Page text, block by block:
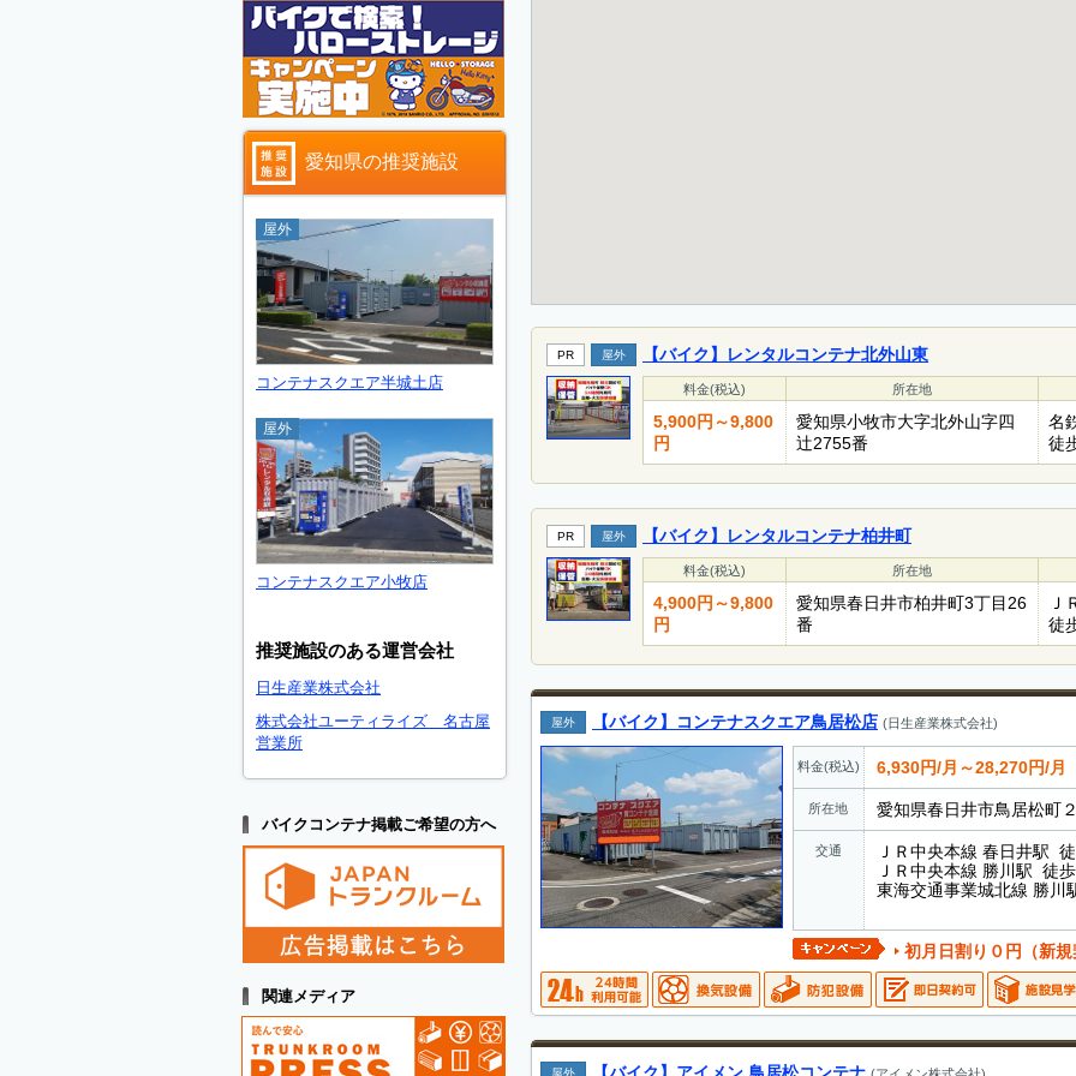
PR 屋外 【バイク】レンタルコンテナ北外山東
料金(税込) 所在地
5,900円～9,800
円
愛知県小牧市大字北外山字四
辻2755番
名
徒
PR 屋外 【バイク】レンタルコンテナ柏井町
料金(税込) 所在地
4,900円～9,800
円
愛知県春日井市柏井町3丁目26
番
徒
屋外 【バイク】コンテナスクエア鳥居松店 (日生産業株式会社)
料金(税込) 6,930円/月～28,270円/月
所在地 愛知県春日井市鳥居松町
交通
ＪＲ中央本線 春日井駅
ＪＲ中央本線 勝川駅 徒
東海交通事業城北線 勝川
初月日割り０円（新
屋外
愛知県の推奨施設
屋外
コンテナスクエア半城土店
屋外
コンテナスクエア小牧店
推奨施設のある運営会社
日生産業株式会社
株式会社ユーティライズ 名古屋
営業所
バイクコンテナ掲載ご希望の方へ
関連メディア